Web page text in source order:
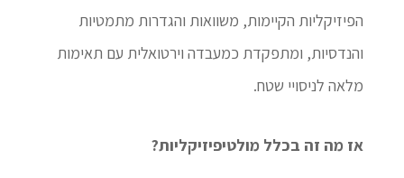
הפיזיקליות הקיימות, משוואות והגדרות מתמטיות
והנדסיות, ומתפקדת כמעבדה וירטואלית עם תאימות
מלאה לניסויי שטח.
אז מה זה בכלל מולטיפיזיקליות?